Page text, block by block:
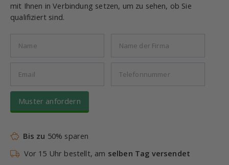
mit Ihnen in Verbindung setzen, um zu sehen, ob Sie
qualifiziert sind.
Muster anfordern
Bis zu 50% sparen
Vor 15 Uhr bestellt, am selben Tag versendet